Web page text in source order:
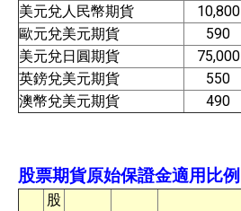
美元兌人民幣期貨
10,800
歐元兌美元期貨
590
美元兌日圓期貨
75,000
英鎊兌美元期貨
550
澳幣兌美元期貨
490
​股票期貨原始保證金適用比例
股